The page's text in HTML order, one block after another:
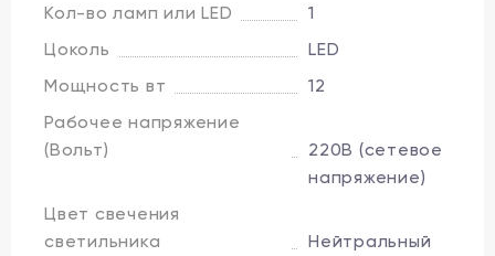
Кол-во ламп или LED
1
Цоколь
LED
Мощность вт
12
Рабочее напряжение
(Вольт)
220В (сетевое
напряжение)
Цвет свечения
светильника
Нейтральный